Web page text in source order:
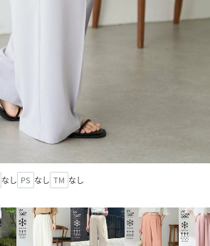
なし PS なし TM なし